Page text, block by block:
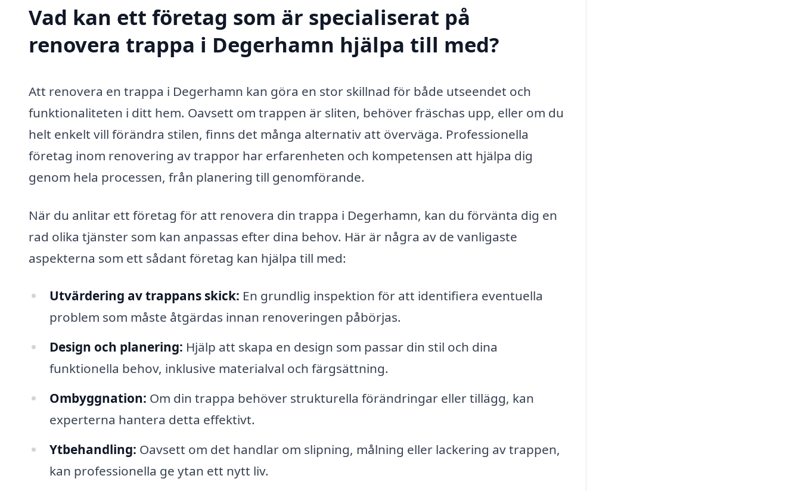
Vad kan ett företag som är specialiserat på
renovera trappa i Degerhamn hjälpa till med?
Att renovera en trappa i Degerhamn kan göra en stor skillnad för både utseendet och
funktionaliteten i ditt hem. Oavsett om trappen är sliten, behöver fräschas upp, eller om du
helt enkelt vill förändra stilen, finns det många alternativ att överväga. Professionella
företag inom renovering av trappor har erfarenheten och kompetensen att hjälpa dig
genom hela processen, från planering till genomförande.
När du anlitar ett företag för att renovera din trappa i Degerhamn, kan du förvänta dig en
rad olika tjänster som kan anpassas efter dina behov. Här är några av de vanligaste
aspekterna som ett sådant företag kan hjälpa till med:
Utvärdering av trappans skick: En grundlig inspektion för att identifiera eventuella
problem som måste åtgärdas innan renoveringen påbörjas.
Design och planering: Hjälp att skapa en design som passar din stil och dina
funktionella behov, inklusive materialval och färgsättning.
Ombyggnation: Om din trappa behöver strukturella förändringar eller tillägg, kan
experterna hantera detta effektivt.
Ytbehandling: Oavsett om det handlar om slipning, målning eller lackering av trappen,
kan professionella ge ytan ett nytt liv.